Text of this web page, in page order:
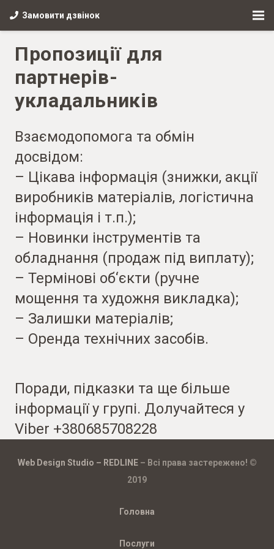
Замовити дзвінок
Пропозиції для
партнерів-
укладальників
Взаємодопомога та обмін
досвідом:
– Цікава інформація (знижки, акції
виробників матеріалів, логістична
інформація і т.п.);
– Новинки інструментів та
обладнання (продаж під виплату);
– Термінові об‘єкти (ручне
мощення та художня викладка);
– Залишки матеріалів;
– Оренда технічних засобів.
Поради, підказки та ще більше
інформації у групі. Долучайтеся у
Viber +380685708228
Web Design Studio – REDLINE– Всі права застережено! ©
2019
Головна
Послуги